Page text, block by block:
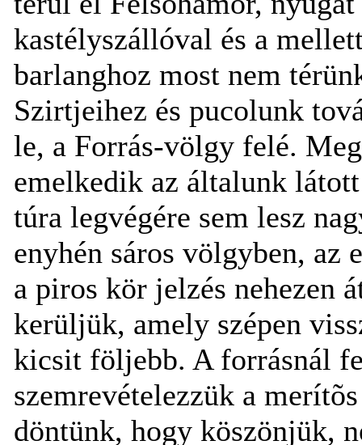
kastélyszállóval és a
barlanghoz most nem
Szirtjeihez és pucolunk
le, a Forrás-völgy felé.
emelkedik az általunk
túra legvégére sem lesz
enyhén sáros völgyben, az
a piros kör jelzés nehezen
kerüljük, amely szépen
kicsit följebb. A forrásnál
szemrevételezzük a
döntünk, hogy köszönjük,